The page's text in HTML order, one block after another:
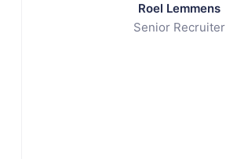
Roel Lemmens
Senior Recruiter